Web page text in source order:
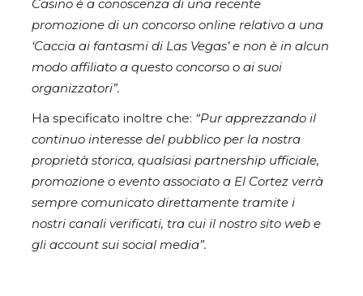
Casino è a conoscenza di una recente
promozione di un concorso online relativo a una
‘Caccia ai fantasmi di Las Vegas’ e non è in alcun
modo affiliato a questo concorso o ai suoi
organizzatori”.
Ha specificato inoltre che: “Pur apprezzando il
continuo interesse del pubblico per la nostra
proprietà storica, qualsiasi partnership ufficiale,
promozione o evento associato a El Cortez verrà
sempre comunicato direttamente tramite i
nostri canali verificati, tra cui il nostro sito web e
gli account sui social media”.